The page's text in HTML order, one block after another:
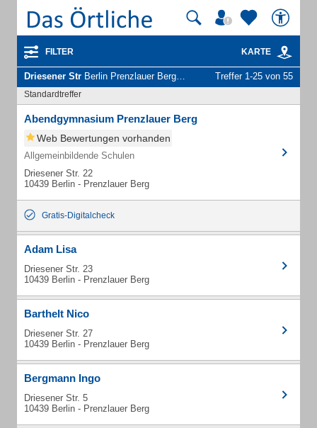
FILTER KARTE
Driesener Str Berlin Prenzlauer Berg - Unternehmen und Personen Treffer 1-25 von 55
Standardtreffer
Abendgymnasium Prenzlauer Berg
Web Bewertungen vorhanden
Allgemeinbildende Schulen
Driesener Str. 22
10439 Berlin - Prenzlauer Berg
Gratis-Digitalcheck
Adam Lisa
Driesener Str. 23
10439 Berlin - Prenzlauer Berg
Barthelt Nico
Driesener Str. 27
10439 Berlin - Prenzlauer Berg
Bergmann Ingo
Driesener Str. 5
10439 Berlin - Prenzlauer Berg